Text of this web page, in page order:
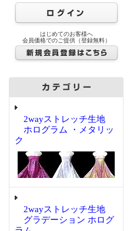
はじめてのお客様へ
会員価格でのご提供（登録無料）
2wayストレッチ生地
ホログラム ・メタリッ
ク
2wayストレッチ生地
グラデーション ホログ